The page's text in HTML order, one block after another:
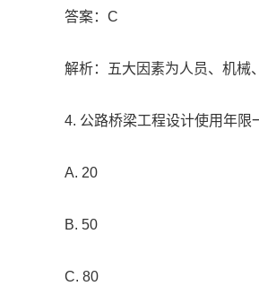
答案：C
解析：五大因素为人员、机械
4. 公路桥梁工程设计使用年限
A. 20
B. 50
C. 80